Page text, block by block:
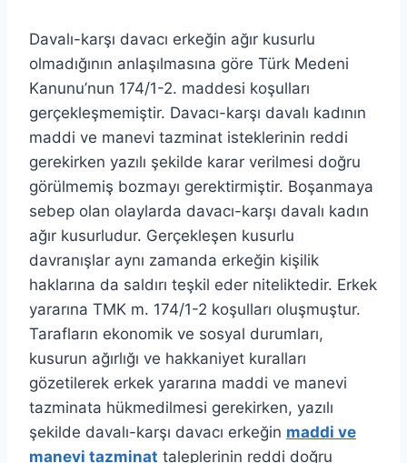
Davalı-karşı davacı erkeğin ağır kusurlu
olmadığının anlaşılmasına göre Türk Medeni
Kanunu’nun 174/1-2. maddesi koşulları
gerçekleşmemiştir. Davacı-karşı davalı kadının
maddi ve manevi tazminat isteklerinin reddi
gerekirken yazılı şekilde karar verilmesi doğru
görülmemiş bozmayı gerektirmiştir. Boşanmaya
sebep olan olaylarda davacı-karşı davalı kadın
ağır kusurludur. Gerçekleşen kusurlu
davranışlar aynı zamanda erkeğin kişilik
haklarına da saldırı teşkil eder niteliktedir. Erkek
yararına TMK m. 174/1-2 koşulları oluşmuştur.
Tarafların ekonomik ve sosyal durumları,
kusurun ağırlığı ve hakkaniyet kuralları
gözetilerek erkek yararına maddi ve manevi
tazminata hükmedilmesi gerekirken, yazılı
şekilde davalı-karşı davacı erkeğin maddi ve
manevi tazminat taleplerinin reddi doğru